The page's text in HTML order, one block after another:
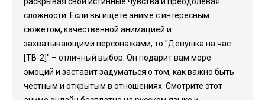
сложности. Если вы ищете аниме с интересным
сюжетом, качественной анимацией и
захватывающими персонажами, то "Девушка на час
[ТВ-2]" – отличный выбор. Он подарит вам море
эмоций и заставит задуматься о том, как важно быть
честным и открытым в отношениях. Смотрите этот